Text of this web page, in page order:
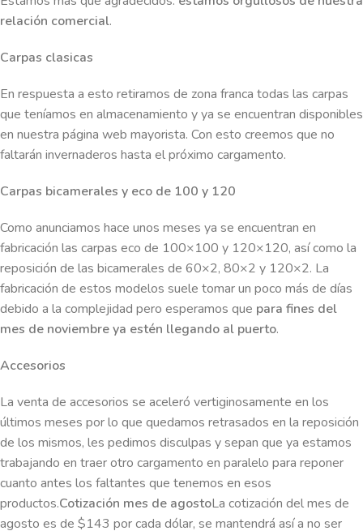
relación comercial.
Carpas clasicas
En respuesta a esto retiramos de zona franca todas las carpas
que teníamos en almacenamiento y ya se encuentran disponibles
en nuestra página web mayorista. Con esto creemos que no
faltarán invernaderos hasta el próximo cargamento.
Carpas bicamerales y eco de 100 y 120
Como anunciamos hace unos meses ya se encuentran en
fabricación las carpas eco de 100×100 y 120×120, así como la
reposición de las bicamerales de 60×2, 80×2 y 120×2. La
fabricación de estos modelos suele tomar un poco más de días
debido a la complejidad pero esperamos que para fines del
mes de noviembre ya estén llegando al puerto.
Accesorios
La venta de accesorios se aceleró vertiginosamente en los
últimos meses por lo que quedamos retrasados en la reposición
de los mismos, les pedimos disculpas y sepan que ya estamos
trabajando en traer otro cargamento en paralelo para reponer
cuanto antes los faltantes que tenemos en esos
productos.Cotización mes de agostoLa cotización del mes de
agosto es de $143 por cada dólar, se mantendrá así a no ser